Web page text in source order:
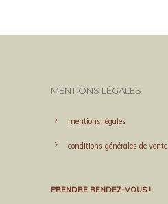
MENTIONS LÉGALES
mentions légales
conditions générales de vente
PRENDRE RENDEZ-VOUS !